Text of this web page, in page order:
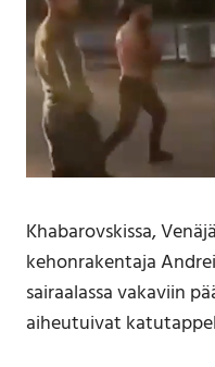
Khabarovskissa,
kehonrakentaja
sairaalassa vakaviin
aiheutuivat